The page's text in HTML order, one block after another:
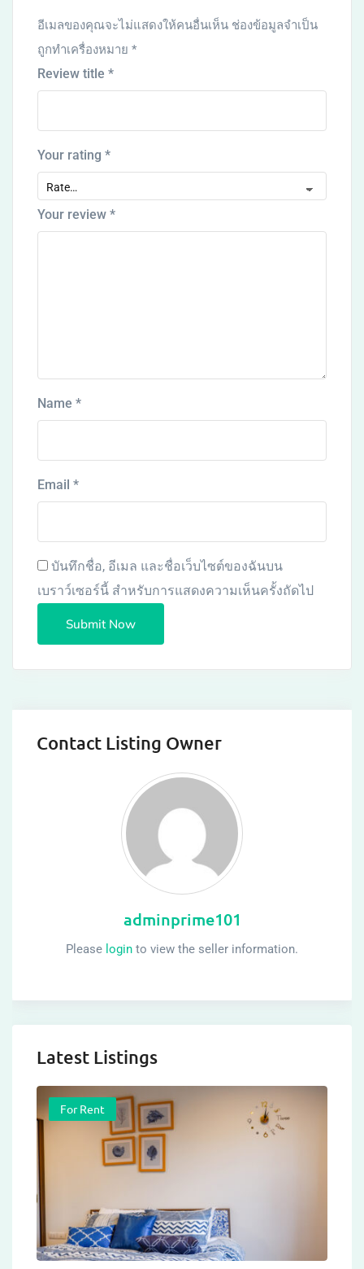
อีเมลของคุณจะไม่แสดงให้คนอื่นเห็น ช่องข้อมูลจำเป็น
ถูกทำเครื่องหมาย *
Review title *
Your rating *
Your review *
Name *
Email *
บันทึกชื่อ, อีเมล และชื่อเว็บไซต์ของฉันบน
เบราว์เซอร์นี้ สำหรับการแสดงความเห็นครั้งถัดไป
Contact Listing Owner
adminprime101
Please login to view the seller information.
Latest Listings
For Rent